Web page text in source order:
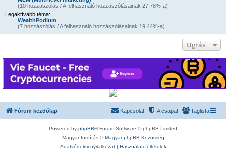
(10 hozzászólás / A felhasználó hozzászólásainak 27.78%-a)
Legaktívabb téma:
WealthPodium
(7 hozzászólás / A felhasználó hozzászólásainak 19.44%-a)
Ugrás
Fórum kezdőlap Taglista
A csapat
Kapcsolat
Powered by phpBB® Forum Software © phpBB Limited
Magyar fordítás ©Magyar phpBB Közösség
Adatvédelmi nyilatkozat| Használati feltételek